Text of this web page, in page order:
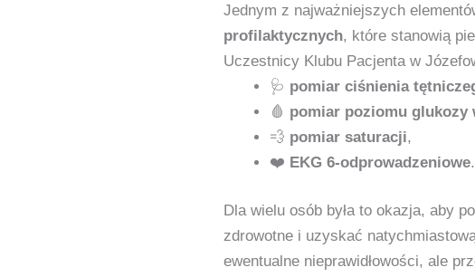
Jednym z najważniejszych
profilaktycznych, które stanowią
Uczestnicy Klubu Pacjenta w
🩺 pomiar ciśnienia
🩸 pomiar poziomu glukozy
💨 pomiar saturacji,
❤️ EKG 6‑odprowadzeniowe.
Dla wielu osób była to okazja, aby
zdrowotne i uzyskać
ewentualne nieprawidłowości, ale